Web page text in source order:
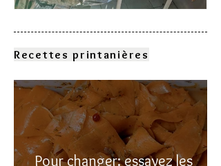
Comment choisir son four
solaire?
Recettes printanières
Pour changer: essayez les